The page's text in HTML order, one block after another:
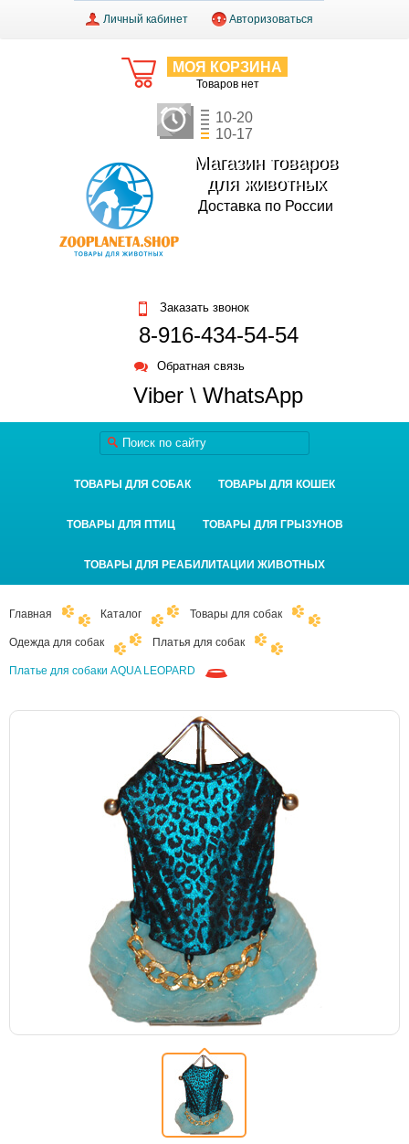
Личный кабинет Авторизоваться
МОЯ КОРЗИНА
Товаров нет
10-20
10-17
Магазин товаров
для животных
Доставка по России
Заказать звонок
8-916-434-54-54
Обратная связь
Viber \ WhatsApp
ТОВАРЫ ДЛЯ СОБАК ТОВАРЫ ДЛЯ КОШЕК
ТОВАРЫ ДЛЯ ПТИЦ ТОВАРЫ ДЛЯ ГРЫЗУНОВ
ТОВАРЫ ДЛЯ РЕАБИЛИТАЦИИ ЖИВОТНЫХ
Главная Каталог Товары для собак
Одежда для собак Платья для собак
Платье для собаки AQUA LEOPARD